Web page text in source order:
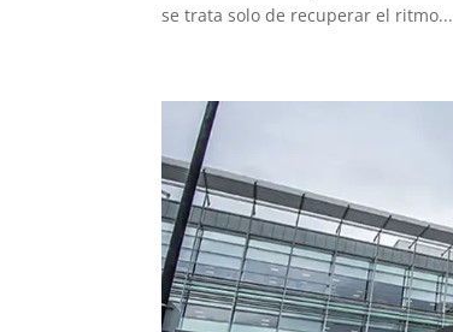
se trata solo de recuperar el ritmo...